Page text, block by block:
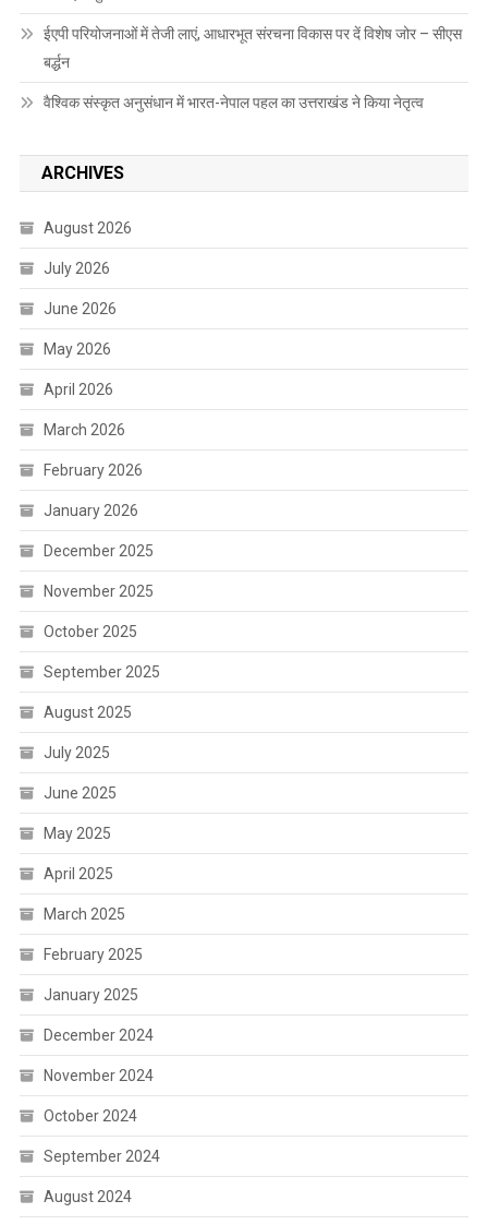
ईएपी परियोजनाओं में तेजी लाएं, आधारभूत संरचना विकास पर दें विशेष जोर – सीएस
बर्द्धन
वैश्विक संस्कृत अनुसंधान में भारत-नेपाल पहल का उत्तराखंड ने किया नेतृत्व
ARCHIVES
August 2026
July 2026
June 2026
May 2026
April 2026
March 2026
February 2026
January 2026
December 2025
November 2025
October 2025
September 2025
August 2025
July 2025
June 2025
May 2025
April 2025
March 2025
February 2025
January 2025
December 2024
November 2024
October 2024
September 2024
August 2024